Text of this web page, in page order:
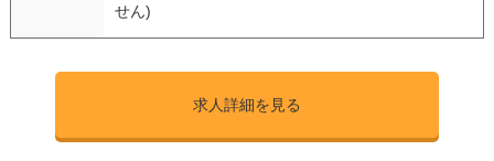
せん)
求人詳細を見る